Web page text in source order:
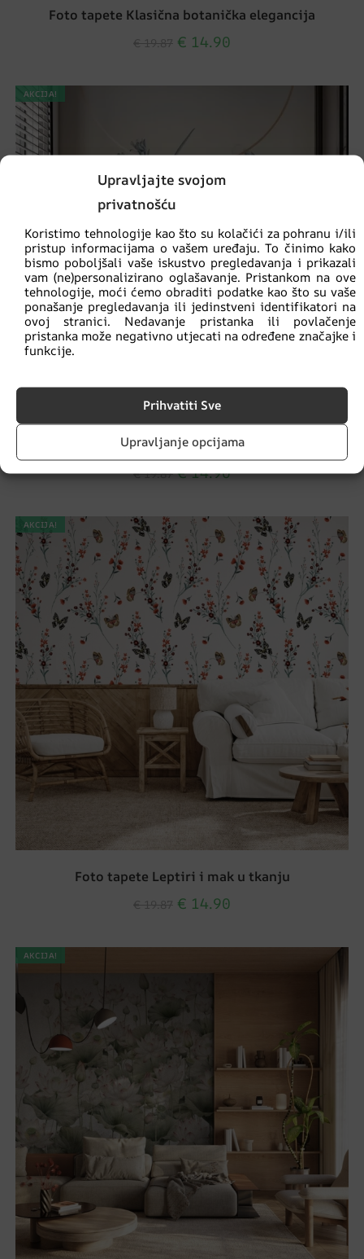
Upravljajte svojom
privatnošću
Koristimo tehnologije kao što su kolačići za pohranu i/ili
pristup informacijama o vašem uređaju. To činimo kako
bismo poboljšali vaše iskustvo pregledavanja i prikazali
vam (ne)personalizirano oglašavanje. Pristankom na ove
tehnologije, moći ćemo obraditi podatke kao što su vaše
ponašanje pregledavanja ili jedinstveni identifikatori na
ovoj stranici. Nedavanje pristanka ili povlačenje
pristanka može negativno utjecati na određene značajke i
funkcije.
Prihvatiti Sve
Upravljanje opcijama
Foto tapete Klasična botanička elegancija
€ 14.90
AKCIJA!
Foto tapete Krug iznad cvijeća
€19.87 €14.90
AKCIJA!
Foto tapete Leptiri i mak u tkanju
€ 14.90
AKCIJA!